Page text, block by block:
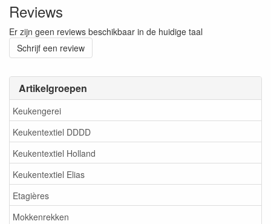
Artikelgroepen
Keukengerei
Keukentextiel DDDD
Keukentextiel Holland
Keukentextiel Elias
Etagières
Mokkenrekken
Reviews
Er zijn geen reviews beschikbaar in de huidige taal
Schrijf een review